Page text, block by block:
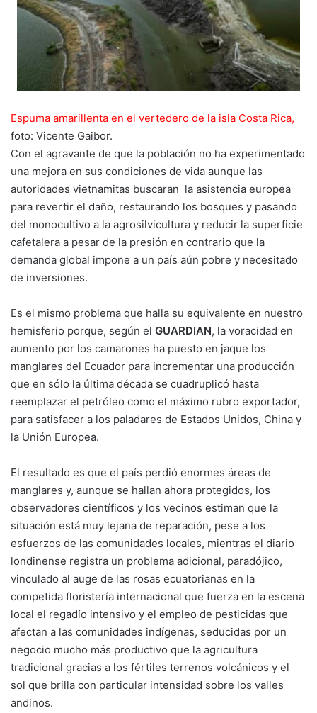
Espuma amarillenta en el vertedero de la isla Costa Rica,
foto: Vicente Gaibor.
Con el agravante de que la población no ha experimentado
una mejora en sus condiciones de vida aunque las
autoridades vietnamitas buscaran la asistencia europea
para revertir el daño, restaurando los bosques y pasando
del monocultivo a la agrosilvicultura y reducir la superficie
cafetalera a pesar de la presión en contrario que la
demanda global impone a un país aún pobre y necesitado
de inversiones.
Es el mismo problema que halla su equivalente en nuestro
hemisferio porque, según el GUARDIAN, la voracidad en
aumento por los camarones ha puesto en jaque los
manglares del Ecuador para incrementar una producción
que en sólo la última década se cuadruplicó hasta
reemplazar el petróleo como el máximo rubro exportador,
para satisfacer a los paladares de Estados Unidos, China y
la Unión Europea.
El resultado es que el país perdió enormes áreas de
manglares y, aunque se hallan ahora protegidos, los
observadores científicos y los vecinos estiman que la
situación está muy lejana de reparación, pese a los
esfuerzos de las comunidades locales, mientras el diario
londinense registra un problema adicional, paradójico,
vinculado al auge de las rosas ecuatorianas en la
competida floristería internacional que fuerza en la escena
local el regadío intensivo y el empleo de pesticidas que
afectan a las comunidades indígenas, seducidas por un
negocio mucho más productivo que la agricultura
tradicional gracias a los fértiles terrenos volcánicos y el
sol que brilla con particular intensidad sobre los valles
andinos.